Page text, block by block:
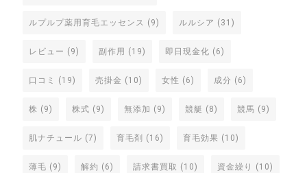
ルプルプ薬用育毛エッセンス (9) ルルシア (31)
レビュー (9) 副作用 (19) 即日現金化 (6)
口コミ (19) 売掛金 (10) 女性 (6) 成分 (6)
株 (9) 株式 (9) 無添加 (9) 競艇 (8) 競馬 (9)
肌ナチュール (7) 育毛剤 (16) 育毛効果 (10)
薄毛 (9) 解約 (6) 請求書買取 (10) 資金繰り (10)